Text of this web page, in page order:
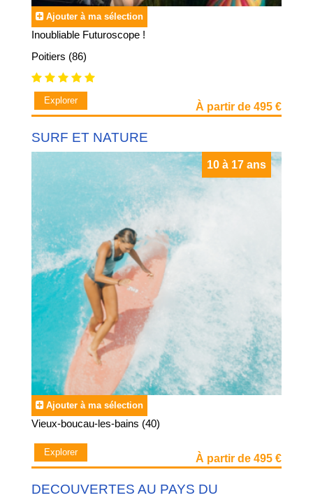
Ajouter à ma sélection
Inoubliable Futuroscope !
Poitiers (86)
Explorer
À partir de 495 €
SURF ET NATURE
10 à 17 ans
Ajouter à ma sélection
Vieux-boucau-les-bains (40)
Explorer
À partir de 495 €
DECOUVERTES AU PAYS DU